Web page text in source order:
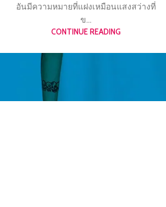
อันมีความหมายที่แฝงเหมือนแสงสว่างที่
ข...
CONTINUE READING